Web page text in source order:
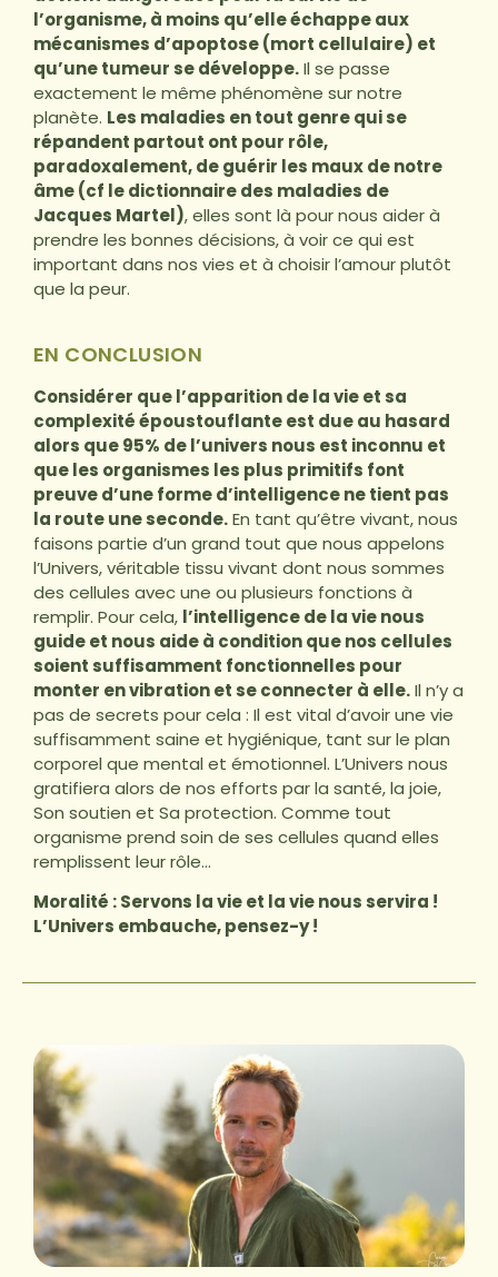
l’organisme, à moins qu’elle échappe aux
mécanismes d’apoptose (mort cellulaire) et
qu’une tumeur se développe.Il se passe
exactement le même phénomène sur notre
planète. Les maladies en tout genre qui se
répandent partout ont pour rôle,
paradoxalement, de guérir les maux de notre
âme (cf le dictionnaire des maladies de
Jacques Martel), elles sont là pour nous aider à
prendre les bonnes décisions, à voir ce qui est
important dans nos vies et à choisir l’amour plutôt
que la peur.
EN CONCLUSION
Considérer que l’apparition de la vie et sa
complexité époustouflante est due au hasard
alors que 95% de l’univers nous est inconnu et
que les organismes les plus primitifs font
preuve d’une forme d’intelligence ne tient pas
la route une seconde.En tant qu’être vivant, nous
faisons partie d’un grand tout que nous appelons
l’Univers, véritable tissu vivant dont nous sommes
des cellules avec une ou plusieurs fonctions à
remplir. Pour cela, l’intelligence de la vie nous
guide et nous aide à condition que nos cellules
soient suffisamment fonctionnelles pour
monter en vibration et se connecter à elle.Il n’y a
pas de secrets pour cela : Il est vital d’avoir une vie
suffisamment saine et hygiénique, tant sur le plan
corporel que mental et émotionnel. L’Univers nous
gratifiera alors de nos efforts par la santé, la joie,
Son soutien et Sa protection. Comme tout
organisme prend soin de ses cellules quand elles
remplissent leur rôle…
Moralité : Servons la vie et la vie nous servira !
L’Univers embauche, pensez-y !